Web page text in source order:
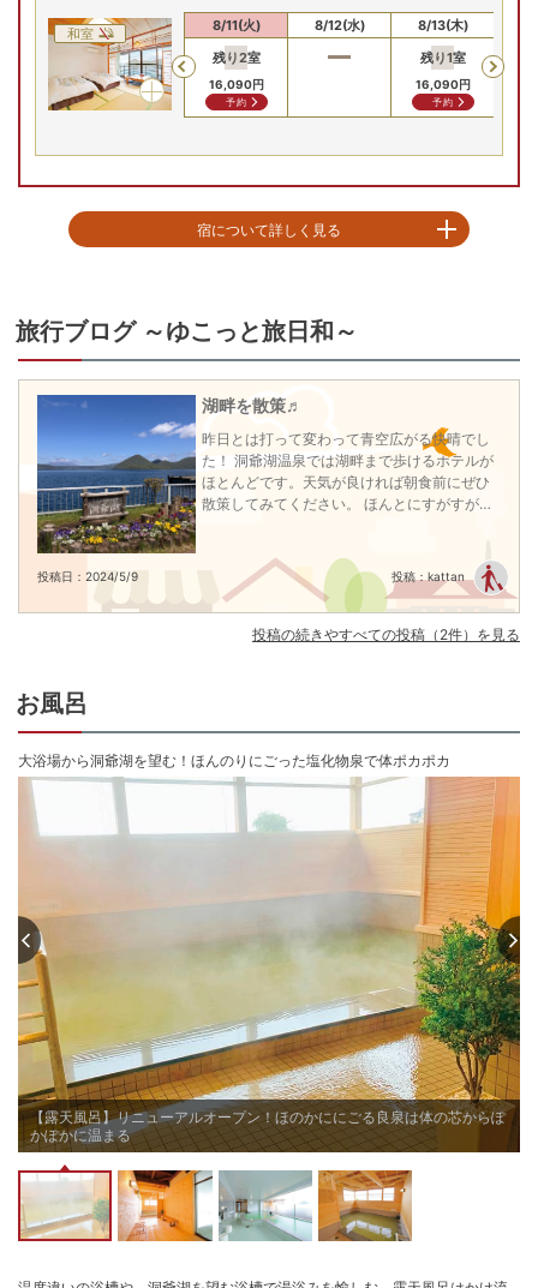
和室
Previous
円
問合せ
8/10(月)
8/11(火)
残り2室
16,090円
予約
8/12(水)
8/13(木)
残り1室
16,090円
予約
宿について詳しく見る
んに使用したバイキングをお楽しみ下さい。豊富な湯量の温泉は広い空間に
内風呂と露天風呂を備えております
■夕食（18：00～21：00　最終入場／20：30）
※秋冬期（2025年11月1日～2026年4月25日）は18：00～20：30　最終入場
20：00
バイキングにてご用意致します
※ご宿泊日によって定食の場合がございます
■朝食（7：00～9：00　最終入場／8：30）
バイキングにてご用意致します
※ご宿泊日によって定食の場合がございます
※全客室内Wi-Fi設置有
旅行ブログ ～ゆこっと旅日和～
湖畔を散策♬
昨日とは打って変わって青空広がる快晴でし
た！ 洞爺湖温泉では湖畔まで歩けるホテルが
ほとんどです。天気が良ければ朝食前にぜひ
散策してみてください。 ほんとにすがすがし
投稿日：2024/5/9 投稿：kattan
投稿の続きやすべての投稿（2件）を見る
お風呂
大浴場から洞爺湖を望む！ほんのりにごった塩化物泉で体ポカポカ
【露天風呂】リニューアルオープン！ほのかににごる良泉は体の芯からぽ
かぽかに温まる